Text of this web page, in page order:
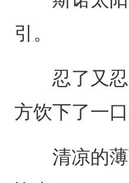
引。
忍了又忍
方饮下了一口
清凉的薄